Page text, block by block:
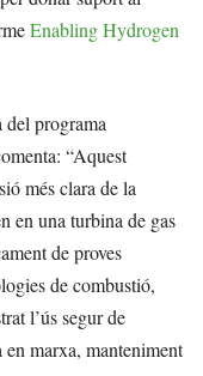
Enabling Hydrogen
del programa
“Aquest
més clara de la
en una turbina de gas
de proves
de combustió,
l’ús segur de
en marxa, manteniment